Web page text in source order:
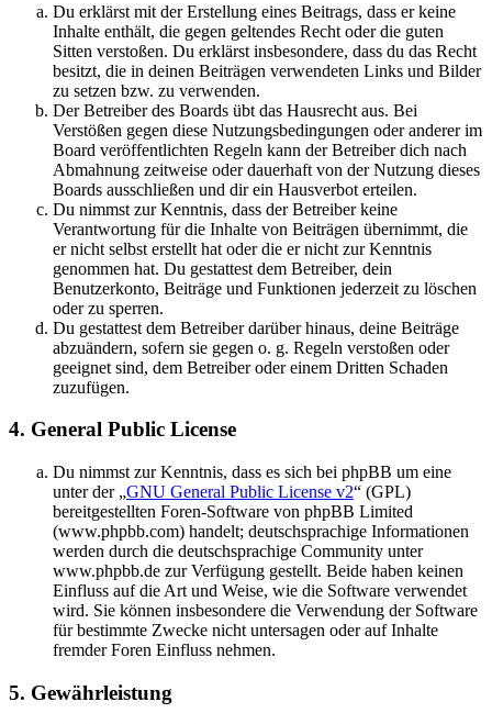
Du erklärst mit der Erstellung eines Beitrags, dass er keine
Inhalte enthält, die gegen geltendes Recht oder die guten
Sitten verstoßen. Du erklärst insbesondere, dass du das Recht
besitzt, die in deinen Beiträgen verwendeten Links und Bilder
zu setzen bzw. zu verwenden.
Der Betreiber des Boards übt das Hausrecht aus. Bei
Verstößen gegen diese Nutzungsbedingungen oder anderer im
Board veröffentlichten Regeln kann der Betreiber dich nach
Abmahnung zeitweise oder dauerhaft von der Nutzung dieses
Boards ausschließen und dir ein Hausverbot erteilen.
Du nimmst zur Kenntnis, dass der Betreiber keine
Verantwortung für die Inhalte von Beiträgen übernimmt, die
er nicht selbst erstellt hat oder die er nicht zur Kenntnis
genommen hat. Du gestattest dem Betreiber, dein
Benutzerkonto, Beiträge und Funktionen jederzeit zu löschen
oder zu sperren.
Du gestattest dem Betreiber darüber hinaus, deine Beiträge
abzuändern, sofern sie gegen o. g. Regeln verstoßen oder
geeignet sind, dem Betreiber oder einem Dritten Schaden
zuzufügen.
4. General Public License
Du nimmst zur Kenntnis, dass es sich bei phpBB um eine
unter der „GNU General Public License v2“ (GPL)
bereitgestellten Foren-Software von phpBB Limited
(www.phpbb.com) handelt; deutschsprachige Informationen
werden durch die deutschsprachige Community unter
www.phpbb.de zur Verfügung gestellt. Beide haben keinen
Einfluss auf die Art und Weise, wie die Software verwendet
wird. Sie können insbesondere die Verwendung der Software
für bestimmte Zwecke nicht untersagen oder auf Inhalte
fremder Foren Einfluss nehmen.
5. Gewährleistung